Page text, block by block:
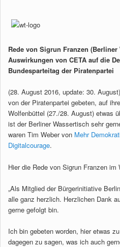
Rede von Sigrun Franzen
Auswirkungen von CETA auf die
Bundesparteitag der Piratenpartei
(28. August 2016, update: 30.
von der Piratenpartei gebeten, auf
Wolfenbüttel (27./28. August) etwas
ist der Berliner Wassertisch sehr
waren Tim Weber von Mehr
Digitalcourage.
Hier die Rede von Sigrun Franzen im
„Als Mitglied der Bürgerinitiative
alle ganz herzlich. Herzlichen Dank
gerne gefolgt bin.
Ich bin gebeten worden, hier etwas
dagegen zu sagen, was ich auch